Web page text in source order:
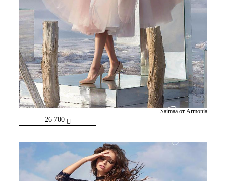
26 700
Saimaa от Armonia